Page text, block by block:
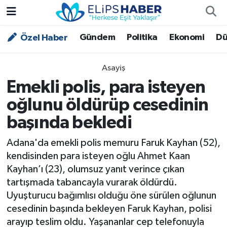
Özel Haber Gündem Politika Ekonomi
Asayiş
Emekli polis, para isteyen
oğlunu öldürüp cesedinin
başında bekledi
Adana'da emekli polis memuru Faruk Kayhan (52),
kendisinden para isteyen oğlu Ahmet Kaan
Kayhan’ı (23), olumsuz yanıt verince çıkan
tartışmada tabancayla vurarak öldürdü.
Uyuşturucu bağımlısı olduğu öne sürülen oğlunun
cesedinin başında bekleyen Faruk Kayhan, polisi
arayıp teslim oldu. Yaşananlar cep telefonuyla
Özel Haber
Asayiş
Bilim - Teknoloji
Çevre - İklim
Dünya
Kültür - Sanat
Magazin
Nöbetçi Eczaneler
Trafik Durumu
Süper Lig Puan Durumu ve Fikstür
Tüm Manşetler
Son Dakika Haberleri